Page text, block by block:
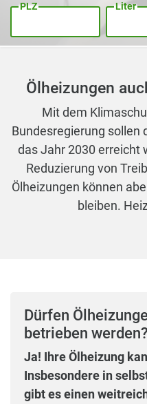
Ölheizungen
Mit dem
Bundesregierung sollen
das Jahr 2030 erreicht
Reduzierung von
Ölheizungen können
bleiben.
Dürfen
betrieben werden?
Ja! Ihre Ölheizung
Insbesondere in
gibt es einen
PLZ Liter